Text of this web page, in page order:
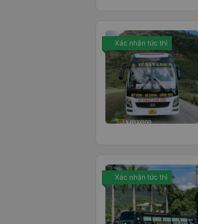
Xác nhận tức thì
Xác nhận tức thì